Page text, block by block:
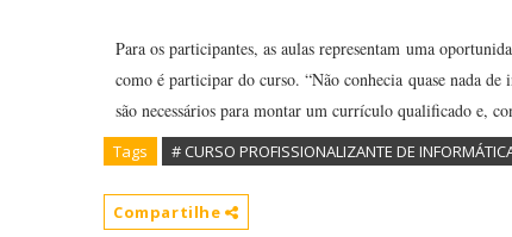
Para os participantes, as aulas representam uma
como é participar do curso. “Não conhecia quase nada
são necessários para montar um currículo qualificado e,
Tags # CURSO PROFISSIONALIZANTE DE
Compartilhe